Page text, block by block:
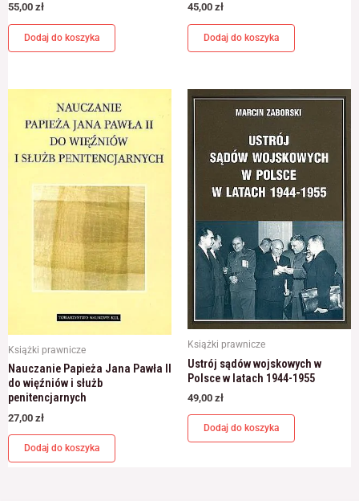
55,00 zł
Dodaj do koszyka
45,00 zł
Dodaj do koszyka
Książki prawnicze
Nauczanie Papieża Jana Pawła II
do więźniów i służb
penitencjarnych
27,00 zł
Dodaj do koszyka
Książki prawnicze
Ustrój sądów wojskowych w
Polsce w latach 1944-1955
49,00 zł
Dodaj do koszyka